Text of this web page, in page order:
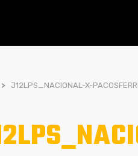
> J12LPS_NACIONAL-X-